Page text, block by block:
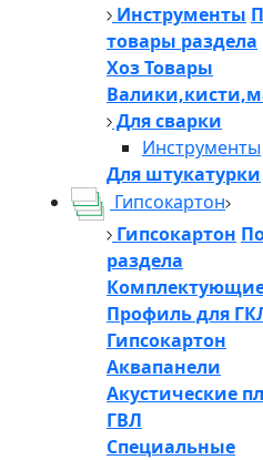
Инструменты
товары раздела
Хоз Товары
Для сварки
Инструменты
Для штукатурки
Гипсокартон
Гипсокартон
раздела
Профиль для
Гипсокартон
Аквапанели
Акустические
ГВЛ
Специальные